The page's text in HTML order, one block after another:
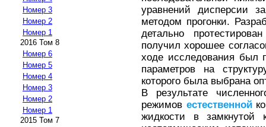
Номер 3
Номер 2
Номер 1
2016 Том 8
Номер 6
Номер 5
Номер 4
Номер 3
Номер 2
Номер 1
2015 Том 7
уравнений дисперсии
методом прогонки.
детально
получил хорошее
ходе исследования был
параметров на
которого была выбрана
В результате
режимов естественной
жидкости в замкнутой